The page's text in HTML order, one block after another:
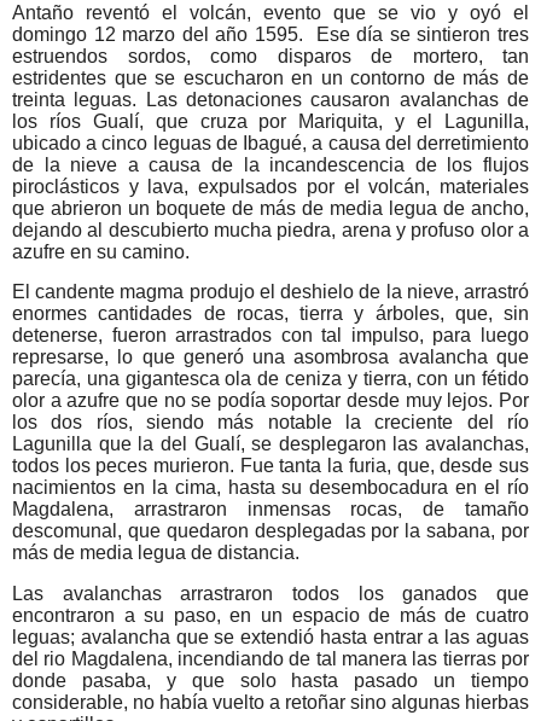
Antaño reventó el volcán, evento que se vio y oyó el
domingo 12 marzo del año 1595. Ese día se sintieron tres
estruendos sordos, como disparos de mortero, tan
estridentes que se escucharon en un contorno de más de
treinta leguas. Las detonaciones causaron avalanchas de
los ríos Gualí, que cruza por Mariquita, y el Lagunilla,
ubicado a cinco leguas de Ibagué, a causa del derretimiento
de la nieve a causa de la incandescencia de los flujos
piroclásticos y lava, expulsados por el volcán, materiales
que abrieron un boquete de más de media legua de ancho,
dejando al descubierto mucha piedra, arena y profuso olor a
azufre en su camino.
El candente magma produjo el deshielo de la nieve, arrastró
enormes cantidades de rocas, tierra y árboles, que, sin
detenerse, fueron arrastrados con tal impulso, para luego
represarse, lo que generó una asombrosa avalancha que
parecía, una gigantesca ola de ceniza y tierra, con un fétido
olor a azufre que no se podía soportar desde muy lejos. Por
los dos ríos, siendo más notable la creciente del río
Lagunilla que la del Gualí, se desplegaron las avalanchas,
todos los peces murieron. Fue tanta la furia, que, desde sus
nacimientos en la cima, hasta su desembocadura en el río
Magdalena, arrastraron inmensas rocas, de tamaño
descomunal, que quedaron desplegadas por la sabana, por
más de media legua de distancia.
Las avalanchas arrastraron todos los ganados que
encontraron a su paso, en un espacio de más de cuatro
leguas; avalancha que se extendió hasta entrar a las aguas
del rio Magdalena, incendiando de tal manera las tierras por
donde pasaba, y que solo hasta pasado un tiempo
considerable, no había vuelto a retoñar sino algunas hierbas